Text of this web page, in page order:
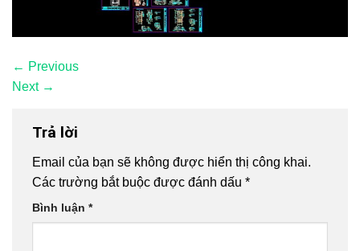
← Previous
Next →
Trả lời
Email của bạn sẽ không được hiển thị công khai.
Các trường bắt buộc được đánh dấu *
Bình luận *